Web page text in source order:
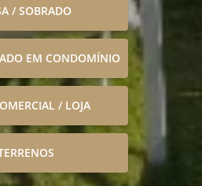
/ SOBRADO
EM CONDOMÍNIO
/ LOJA